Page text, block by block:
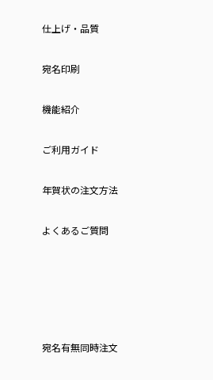
仕上げ・品質
宛名印刷
機能紹介
ご利用ガイド
年賀状の注文方法
よくあるご質問
宛名有無同時注文